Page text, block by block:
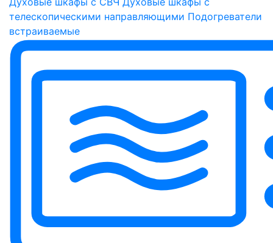
телескопическими направляющими Подогреватели
встраиваемые